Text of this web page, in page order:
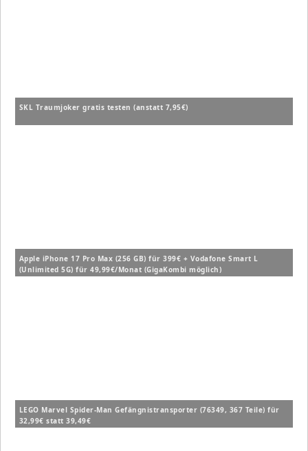
SKL Traumjoker gratis testen (anstatt 7,95€)
Apple iPhone 17 Pro Max (256 GB) für 399€ + Vodafone Smart L
(Unlimited 5G) für 49,99€/Monat (GigaKombi möglich)
LEGO Marvel Spider-Man Gefängnistransporter (76349, 367 Teile) für
32,99€ statt 39,49€